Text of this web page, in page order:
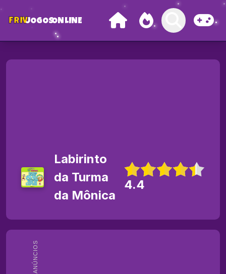
FRIVJOGOSONLINE
ANÚNCIOS
Labirinto
da Turma
da Mônica
4.4